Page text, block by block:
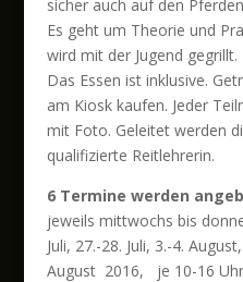
sicher auch auf den
Es geht um Theorie und
wird mit der Jugend gegrillt.
Das Essen ist inklusive.
am Kiosk kaufen. Jeder
mit Foto. Geleitet werden
qualifizierte Reitlehrerin.
6 Termine werden
jeweils mittwochs bis
Juli, 27.-28. Juli, 3.-4.
August 2016, je 10-16 Uhr